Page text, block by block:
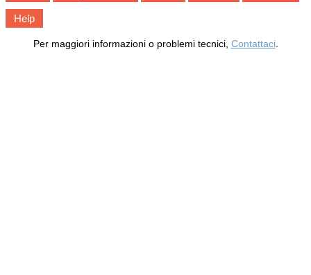
Help
Per maggiori informazioni o problemi tecnici, Contattaci.